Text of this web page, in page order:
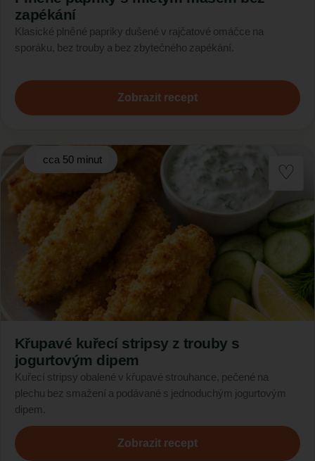
zapékání
Klasické plněné papriky dušené v rajčatové omáčce na
sporáku, bez trouby a bez zbytečného zapékání.
Zobrazit recept
cca 50 minut
Křupavé kuřecí stripsy z trouby s
jogurtovým dipem
Kuřecí stripsy obalené v křupavé strouhance, pečené na
plechu bez smažení a podávané s jednoduchým jogurtovým
dipem.
Zobrazit recept